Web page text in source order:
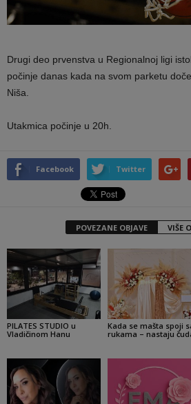
Drugi deo prvenstva u Regionalnoj ligi
počinje danas kada na svom parketu
Niša.
Utakmica počinje u 20h.
Facebook Twitter
POVEZANE OBJAVE VIŠE
PILATES STUDIO u
Vladičinom Hanu
Kada se mašta spoji
rukama – nastaju